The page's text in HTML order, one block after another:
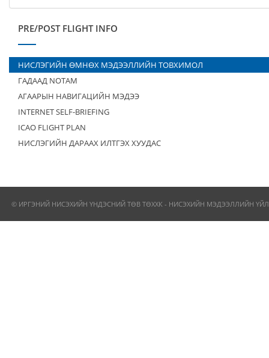
PRE/POST FLIGHT INFO
НИСЛЭГИЙН ӨМНӨХ МЭДЭЭЛЛИЙН ТОВХИМОЛ
ГАДААД NOTAM
АГААРЫН НАВИГАЦИЙН МЭДЭЭ
INTERNET SELF-BRIEFING
ICAO FLIGHT PLAN
НИСЛЭГИЙН ДАРААХ ИЛТГЭХ ХУУДАС
© ИРГЭНИЙ НИСЭХИЙН ҮНДЭСНИЙ ТӨВ ТӨХХК - НИСЭХИЙН МЭДЭЭЛЛИЙН